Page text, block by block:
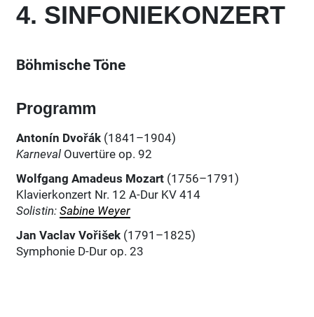
4. SINFONIEKONZERT
Böhmische Töne
Programm
Antonín Dvořák (1841–1904)
Karneval Ouvertüre op. 92
Wolfgang Amadeus Mozart (1756–1791)
Klavierkonzert Nr. 12 A-Dur KV 414
Solistin:Sabine Weyer
Jan Vaclav Vořišek (1791–1825)
Symphonie D-Dur op. 23